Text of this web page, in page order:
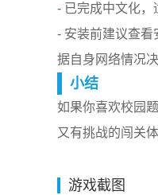
- 已完成中文化，
- 安装前建议查看
据自身网络情况
小结
如果你喜欢校园
又有挑战的闯关
游戏截图